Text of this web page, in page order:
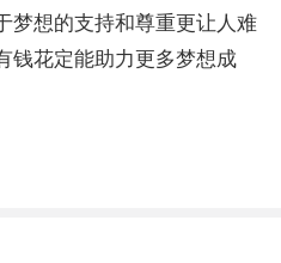
梦想的支持和尊重更让人难
钱花定能助力更多梦想成